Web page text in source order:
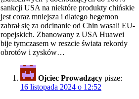
sankcji USA na niektóre produkty chińskie
jest coraz mniejsza i dlatego hegemon
zabrał się za odcinanie od Chin wasali EU-
ropejskich. Zbanowany z USA Huawei
bije tymczasem w reszcie świata rekordy
obrotów i zysków…
Ojciec Prowadzący pisze:
16 listopada 2024 o 12:52